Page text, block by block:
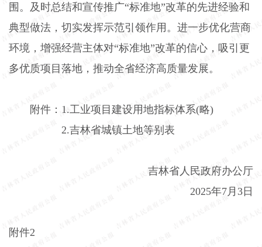
围。及时总结和宣传推广“标准地”改革的先进经验和
典型做法，切实发挥示范引领作用。进一步优化营商
环境，增强经营主体对“标准地”改革的信心，吸引更
多优质项目落地，推动全省经济高质量发展。
附件： 1.工业项目建设用地指标体系(略)
2.吉林省城镇土地等别表
吉林省人民政府办公厅
2025年7 月 3日
附件2